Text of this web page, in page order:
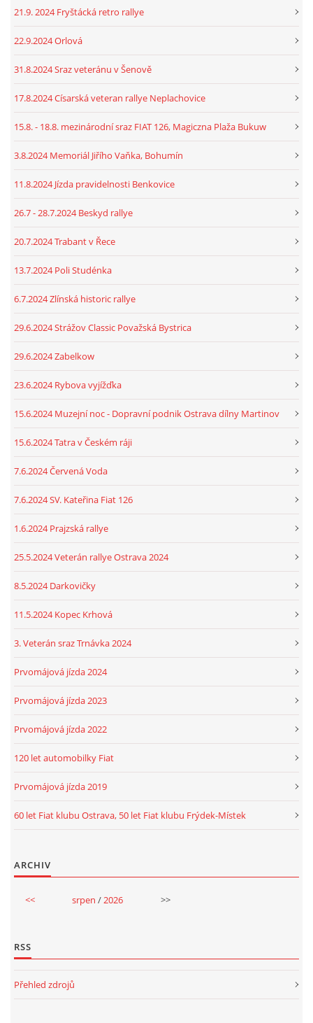
21.9. 2024 Fryštácká retro rallye
22.9.2024 Orlová
31.8.2024 Sraz veteránu v Šenově
17.8.2024 Císarská veteran rallye Neplachovice
15.8. - 18.8. mezinárodní sraz FIAT 126, Magiczna Plaža Bukuw
3.8.2024 Memoriál Jiřího Vaňka, Bohumín
11.8.2024 Jízda pravidelnosti Benkovice
26.7 - 28.7.2024 Beskyd rallye
20.7.2024 Trabant v Řece
13.7.2024 Poli Studénka
6.7.2024 Zlínská historic rallye
29.6.2024 Strážov Classic Považská Bystrica
29.6.2024 Zabelkow
23.6.2024 Rybova vyjížďka
15.6.2024 Muzejní noc - Dopravní podnik Ostrava dílny Martinov
15.6.2024 Tatra v Českém ráji
7.6.2024 Červená Voda
7.6.2024 SV. Kateřina Fiat 126
1.6.2024 Prajzská rallye
25.5.2024 Veterán rallye Ostrava 2024
8.5.2024 Darkovičky
11.5.2024 Kopec Krhová
3. Veterán sraz Trnávka 2024
Prvomájová jízda 2024
Prvomájová jízda 2023
Prvomájová jízda 2022
120 let automobilky Fiat
Prvomájová jízda 2019
60 let Fiat klubu Ostrava, 50 let Fiat klubu Frýdek-Místek
ARCHIV
<< srpen / 2026 >>
RSS
Přehled zdrojů